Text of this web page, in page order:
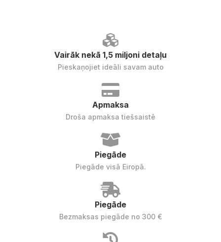
Vairāk nekā 1,5 miljoni detaļu
Pieskaņojiet ideāli savam auto
Apmaksa
Droša apmaksa tiešsaistē
Piegāde
Piegāde visā Eiropā.
Piegāde
Bezmaksas piegāde no 300 €